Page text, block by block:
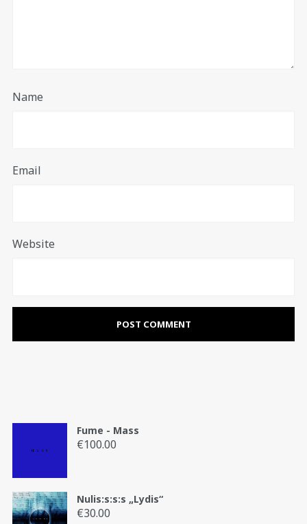
Name
Email
Website
Fume - Mass
€100.00
Nulis:s:s:s „Lydis“
€30.00